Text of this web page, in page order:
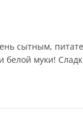
сытным,
белой муки!